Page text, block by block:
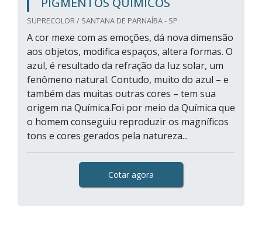
SUPRECOLOR / SANTANA DE PARNAÍBA - SP
A cor mexe com as emoções, dá nova dimensão
aos objetos, modifica espaços, altera formas. O
azul, é resultado da refração da luz solar, um
fenômeno natural. Contudo, muito do azul – e
também das muitas outras cores – tem sua
origem na Química.Foi por meio da Química que
o homem conseguiu reproduzir os magníficos
tons e cores gerados pela natureza...
Cotar agora